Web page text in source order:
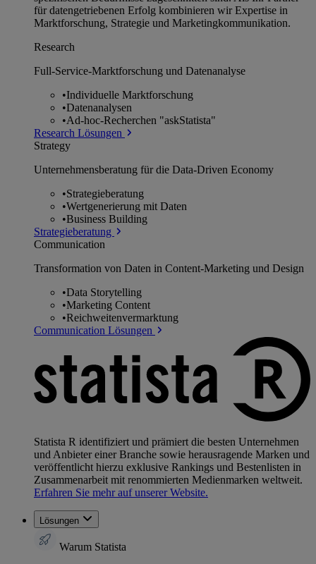
für datengetriebenen Erfolg kombinieren wir Expertise in
Marktforschung, Strategie und Marketingkommunikation.
Research
Full-Service-Marktforschung und Datenanalyse
•Individuelle Marktforschung
•Datenanalysen
•Ad-hoc-Recherchen "askStatista"
Research Lösungen
Strategy
Unternehmens­beratung für die Data-Driven Economy
•Strategieberatung
•Wertgenerierung mit Daten
•Business Building
Strategieberatung
Communication
Transformation von Daten in Content-Marketing und Design
•Data Storytelling
•Marketing Content
•Reichweitenvermarktung
Communication Lösungen
Statista R identifiziert und prämiert die besten Unternehmen
und Anbieter einer Branche sowie herausragende Marken und
veröffentlicht hierzu exklusive Rankings und Bestenlisten in
Zusammenarbeit mit renommierten Medienmarken weltweit.
Erfahren Sie mehr auf unserer Website.
Lösungen
Warum Statista